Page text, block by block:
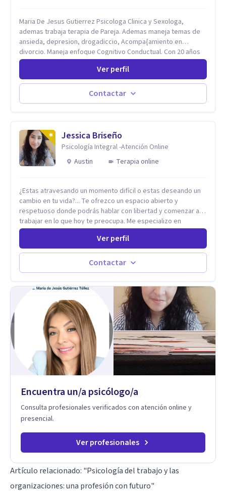
Maria De Jesus Gutierrez Psicologa Clinica y Sexologa,
ademas trabaja terapia de Pareja. Ademas maneja temas de
ansieda, depresion, drogadiccio, Acompa{amiento en
divorcio. Maneja enfoque Cognitivo Conductual. Con 20 años
de experiencia, constantemente capacitandose en las
diferntes areas de la Salud Mental.
Ver perfil
Contactar
Jessica Briseño
Psicología Integral -Atención Online
Austin
Terapia online
¿Estas atravesando un momento difícil o estas deseando un
cambio en tu vida?... Te ofrezco un espacio abierto y
respetuoso donde podrás hablar con libertad y comenzar a
trabajar en lo que hoy te preocupa. Me especializo en
Trastornos de Ansiedad y a lo largo de mi experiencia
profesional he acompañado a muchas Familias y Parejas con
distintas problemáticas como el manejo del estrés,
Autoestima, Gestión de la Ira, Depresión, Retos en la Crianza,
Codependencia, Celos, entre otros. Cuento con más de 12
trabajado en distintos contextos clínicos con niños,
Adolescentes y Adultos
Ver perfil
Contactar
Encuentra un/a psicólogo/a
Consulta profesionales verificados con atención online y
presencial.
Ver profesionales
Artículo relacionado: "Psicología del trabajo y las
organizaciones: una profesión con futuro"